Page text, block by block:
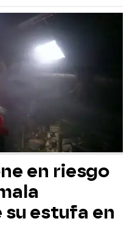
en riesgo
estufa en